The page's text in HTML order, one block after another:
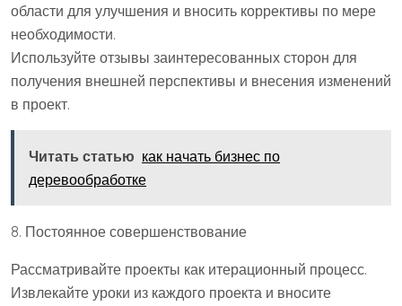
области для улучшения и вносить коррективы по мере
необходимости.
Используйте отзывы заинтересованных сторон для
получения внешней перспективы и внесения изменений
в проект.
Читать статью как начать бизнес по
деревообработке
8. Постоянное совершенствование
Рассматривайте проекты как итерационный процесс.
Извлекайте уроки из каждого проекта и вносите